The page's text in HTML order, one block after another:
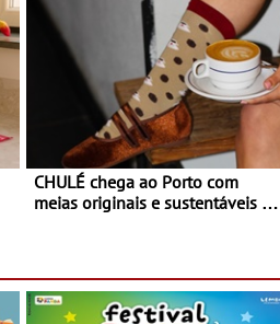
CHULÉ chega ao Porto com
meias originais e sustentáveis - A